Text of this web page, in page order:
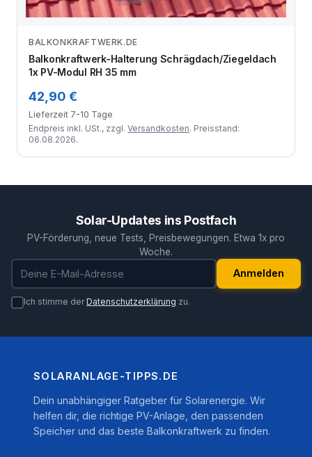
Zum Angebot
BALKONKRAFTWERK.DE
Balkonkraftwerk-Halterung Schrägdach/Ziegeldach
1x PV-Modul RH 35 mm
42,90 €
Lieferzeit 7-10 Tage
Endpreis inkl. USt., zzgl. Versandkosten. Preisstand:
06.08.2026.
Solar-Updates ins Postfach
PV-Förderung, neue Tests, Preisbewegungen. Etwa 1x pro
Woche.
E-Mail-Adresse
Anmelden
Ich stimme derDatenschutzerklärung zu.
SOLARANLAGE-TIPPS.DE
Dein unabhängiger Ratgeber für Solarenergie. Wir
helfen dir, die richtige PV-Anlage, den passenden
Speicher und das beste Balkonkraftwerk zu finden.